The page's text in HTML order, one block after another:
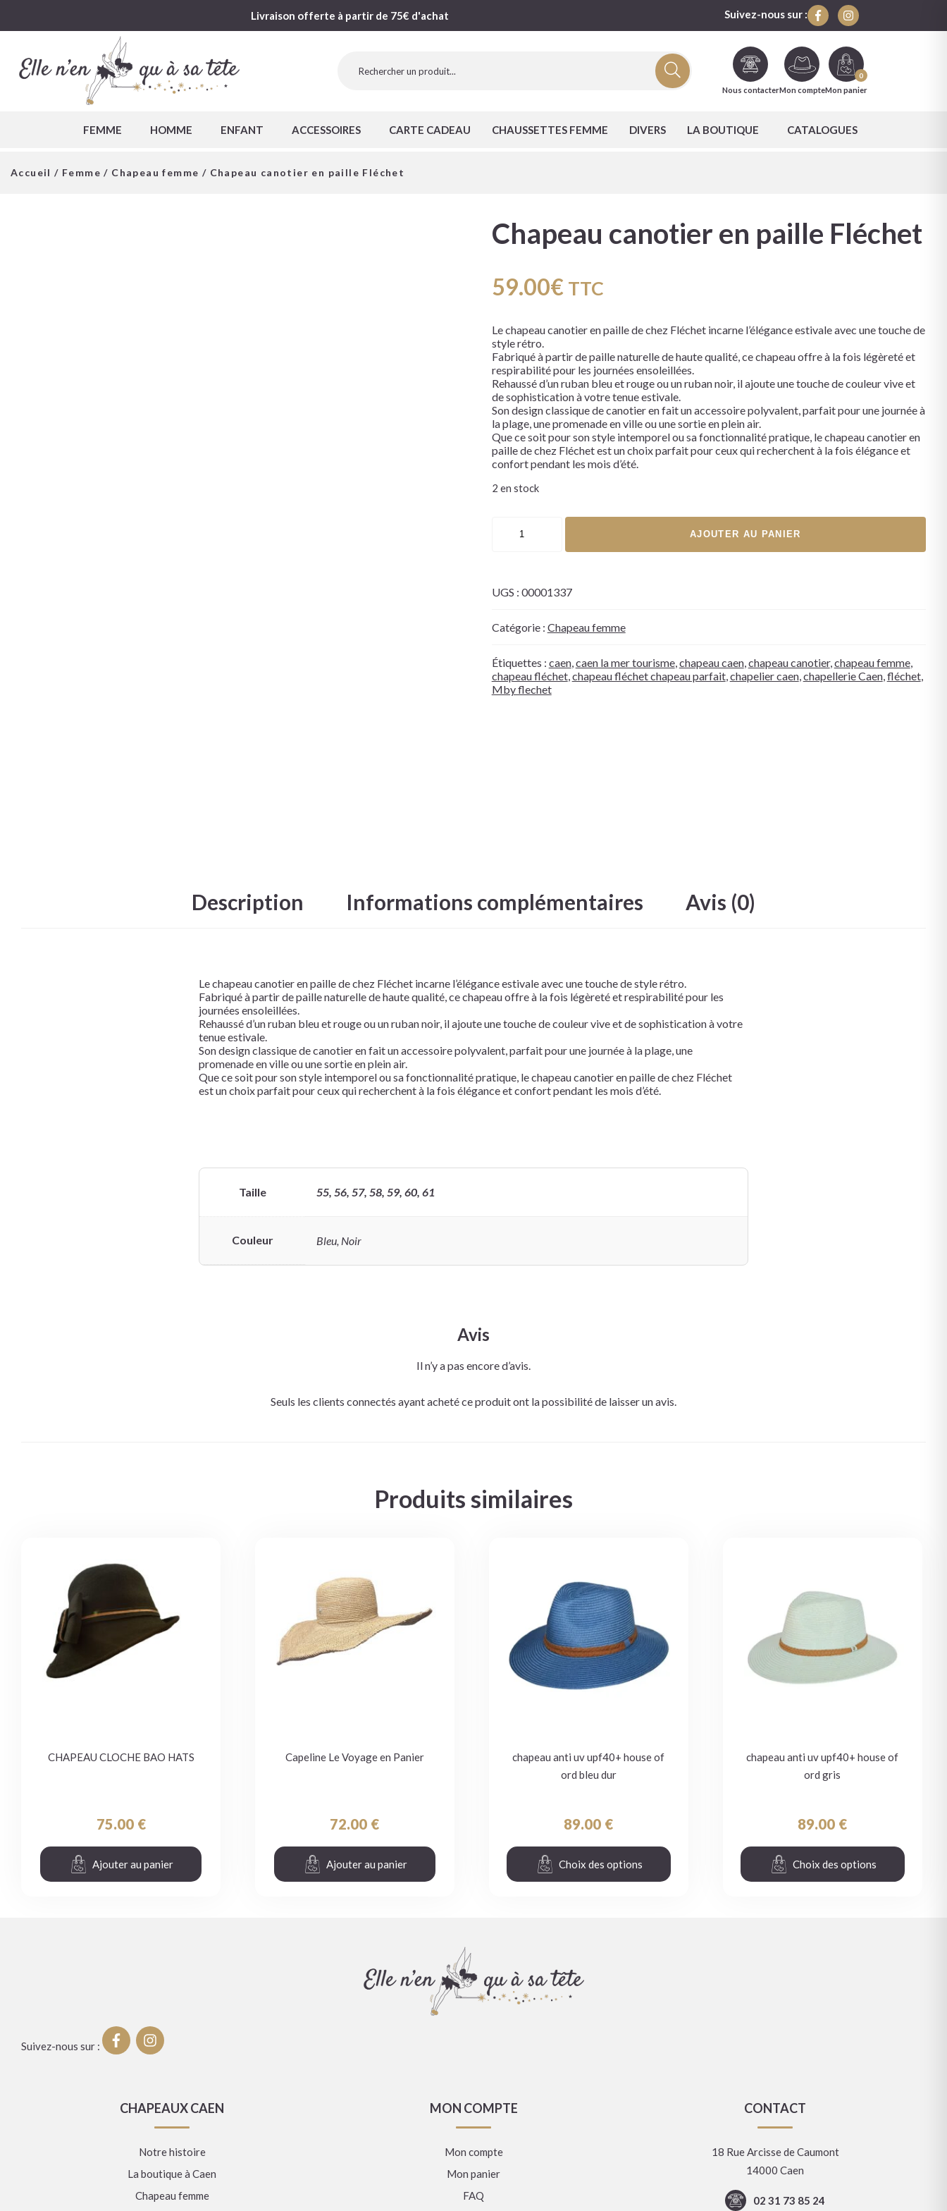
Livraison offerte à partir de 75€ d'achat Suivez-nous sur :
Nous contacterMon compte
0
Mon panier
FEMME HOMME ENFANT ACCESSOIRES CARTE CADEAU CHAUSSETTES FEMME DIVERS LA BOUTIQUE CATALOGUES
Accueil / Femme / Chapeau femme / Chapeau canotier en paille Fléchet
Chapeau canotier en paille Fléchet
59.00€ TTC
Le chapeau canotier en paille de chez Fléchet incarne l’élégance estivale avec une touche de
style rétro.
Fabriqué à partir de paille naturelle de haute qualité, ce chapeau offre à la fois légèreté et
respirabilité pour les journées ensoleillées.
Rehaussé d’un ruban bleu et rouge ou un ruban noir, il ajoute une touche de couleur vive et
de sophistication à votre tenue estivale.
Son design classique de canotier en fait un accessoire polyvalent, parfait pour une journée à
la plage, une promenade en ville ou une sortie en plein air.
Que ce soit pour son style intemporel ou sa fonctionnalité pratique, le chapeau canotier en
paille de chez Fléchet est un choix parfait pour ceux qui recherchent à la fois élégance et
confort pendant les mois d’été.
2 en stock
AJOUTER AU PANIER
UGS : 00001337
Catégorie : Chapeau femme
Étiquettes : caen, caen la mer tourisme, chapeau caen, chapeau canotier, chapeau femme,
chapeau fléchet, chapeau fléchet chapeau parfait, chapelier caen, chapellerie Caen, fléchet,
Mby flechet
Description Informations complémentaires Avis (0)
Le chapeau canotier en paille de chez Fléchet incarne l’élégance estivale avec une touche de style rétro.
Fabriqué à partir de paille naturelle de haute qualité, ce chapeau offre à la fois légèreté et respirabilité pour les
journées ensoleillées.
Rehaussé d’un ruban bleu et rouge ou un ruban noir, il ajoute une touche de couleur vive et de sophistication à votre
tenue estivale.
Son design classique de canotier en fait un accessoire polyvalent, parfait pour une journée à la plage, une
promenade en ville ou une sortie en plein air.
Que ce soit pour son style intemporel ou sa fonctionnalité pratique, le chapeau canotier en paille de chez Fléchet
est un choix parfait pour ceux qui recherchent à la fois élégance et confort pendant les mois d’été.
Taille 55, 56, 57, 58, 59, 60, 61
Couleur Bleu, Noir
Avis
Il n’y a pas encore d’avis.
Seuls les clients connectés ayant acheté ce produit ont la possibilité de laisser un avis.
Produits similaires
CHAPEAU CLOCHE BAO HATS
75.00 €
Ajouter au panier
Capeline Le Voyage en Panier
72.00 €
Ajouter au panier
chapeau anti uv upf40+ house of
ord bleu dur
89.00 €
Choix des options
chapeau anti uv upf40+ house of
ord gris
89.00 €
Choix des options
Suivez-nous sur :
CHAPEAUX CAEN
Notre histoire
La boutique à Caen
Chapeau femme
MON COMPTE
Mon compte
Mon panier
FAQ
CONTACT
18 Rue Arcisse de Caumont
14000 Caen
02 31 73 85 24